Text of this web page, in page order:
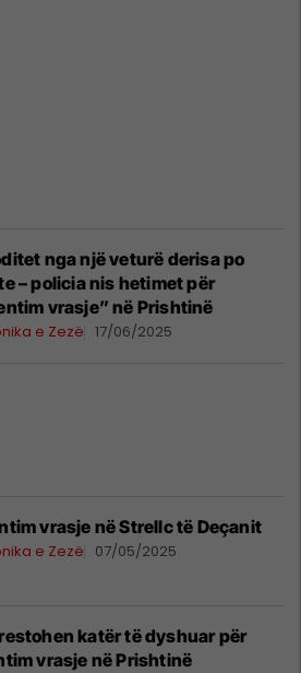
nga një veturë derisa po
– policia nis hetimet për
vrasje” në Prishtinë
e Zezë 17/06/2025
vrasje në Strellc të Deçanit
e Zezë 07/05/2025
katër të dyshuar për
vrasje në Prishtinë